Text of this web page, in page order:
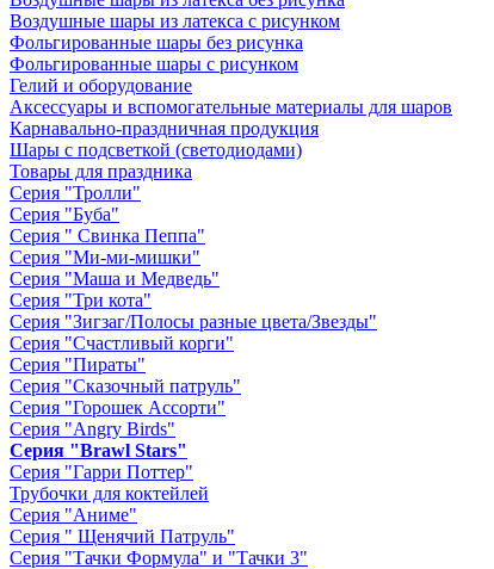
Воздушные шары из латекса с рисунком
Фольгированные шары без рисунка
Фольгированные шары с рисунком
Гелий и оборудование
Аксессуары и вспомогательные материалы для шаров
Карнавально-праздничная продукция
Шары с подсветкой (светодиодами)
Товары для праздника
Серия "Тролли"
Серия "Буба"
Серия " Свинка Пеппа"
Серия "Ми-ми-мишки"
Серия "Маша и Медведь"
Серия "Три кота"
Серия "Зигзаг/Полосы разные цвета/Звезды"
Серия "Счастливый корги"
Серия "Пираты"
Серия "Сказочный патруль"
Серия "Горошек Ассорти"
Серия "Angry Birds"
Серия "Brawl Stars"
Серия "Гарри Поттер"
Трубочки для коктейлей
Серия "Аниме"
Серия " Щенячий Патруль"
Серия "Тачки Формула" и "Тачки 3"